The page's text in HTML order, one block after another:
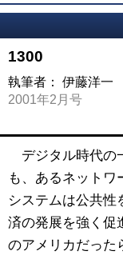
1300
執筆者： 伊藤洋一
2001年2月号
デジタル時代の
も、あるネット
システムは公共性
済の発展を強く促
のアメリカだった